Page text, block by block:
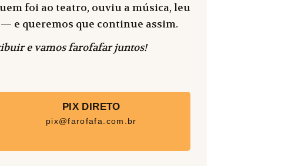
foi ao teatro, ouviu a música, leu
e queremos que continue assim.
e vamos farofafar juntos!
PIX DIRETO
pix@farofafa.com.br